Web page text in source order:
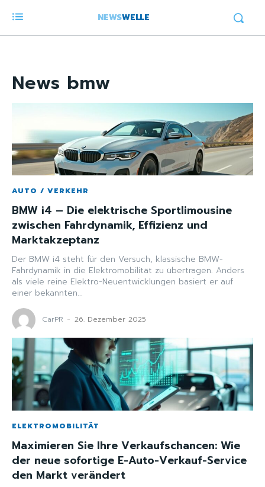
NEWSWELLE
News bmw
AUTO / VERKEHR
BMW i4 – Die elektrische Sportlimousine
zwischen Fahrdynamik, Effizienz und
Marktakzeptanz
Der BMW i4 steht für den Versuch, klassische BMW-
Fahrdynamik in die Elektromobilität zu übertragen. Anders
als viele reine Elektro-Neuentwicklungen basiert er auf
einer bekannten...
CarPR - 26. Dezember 2025
ELEKTROMOBILITÄT
Maximieren Sie Ihre Verkaufschancen: Wie
der neue sofortige E-Auto-Verkauf-Service
den Markt verändert